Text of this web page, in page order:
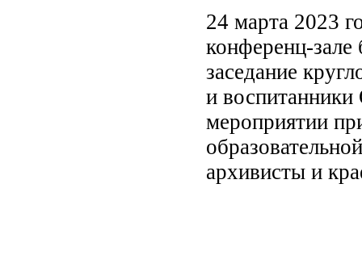
24 марта 2023
конференц-
заседание
и
мероприятии
архивисты и